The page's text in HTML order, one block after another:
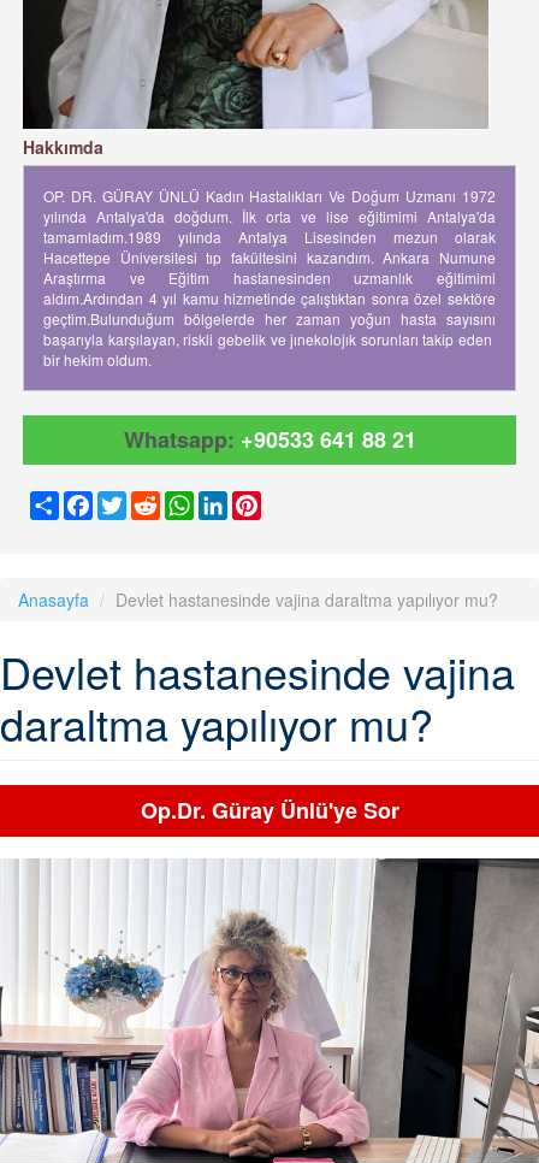
Hakkımda
OP. DR. GÜRAY ÜNLÜ Kadın Hastalıkları Ve Doğum Uzmanı 1972
yılında Antalya'da doğdum. İlk orta ve lise eğitimimi Antalya'da
tamamladım.1989 yılında Antalya Lisesinden mezun olarak
Hacettepe Üniversitesi tıp fakültesini kazandım. Ankara Numune
Araştırma ve Eğitim hastanesinden uzmanlık eğitimimi
aldım.Ardından 4 yıl kamu hizmetinde çalıştıktan sonra özel sektöre
geçtim.Bulunduğum bölgelerde her zaman yoğun hasta sayısını
başarıyla karşılayan, riskli gebelik ve jınekolojık sorunları takip eden
bir hekim oldum.
Whatsapp: +90533 641 88 21
ShareFacebook
TwitterRedditWhatsApp
LinkedIn
Anasayfa Devlet hastanesinde vajina daraltma yapılıyor mu?
Devlet hastanesinde vajina
daraltma yapılıyor mu?
Op.Dr. Güray Ünlü'ye Sor